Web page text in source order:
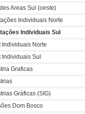
Areas Sul (oeste)
Individuais Norte
Individuais Sul
Individuais Norte
Sul
Graficas
Gráficas (SIG)
Dom Bosco